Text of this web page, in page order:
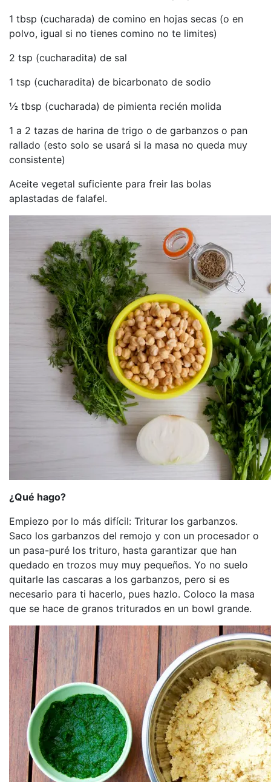
1 tbsp (cucharada) de comino en hojas secas (o en
polvo, igual si no tienes comino no te limites)
2 tsp (cucharadita) de sal
1 tsp (cucharadita) de bicarbonato de sodio
½ tbsp (cucharada) de pimienta recién molida
1 a 2 tazas de harina de trigo o de garbanzos o pan
rallado (esto solo se usará si la masa no queda muy
consistente)
Aceite vegetal suficiente para freir las bolas
aplastadas de falafel.
¿Qué hago?
Empiezo por lo más difícil: Triturar los garbanzos.
Saco los garbanzos del remojo y con un procesador o
un pasa-puré los trituro, hasta garantizar que han
quedado en trozos muy muy pequeños. Yo no suelo
quitarle las cascaras a los garbanzos, pero si es
necesario para ti hacerlo, pues hazlo. Coloco la masa
que se hace de granos triturados en un bowl grande.